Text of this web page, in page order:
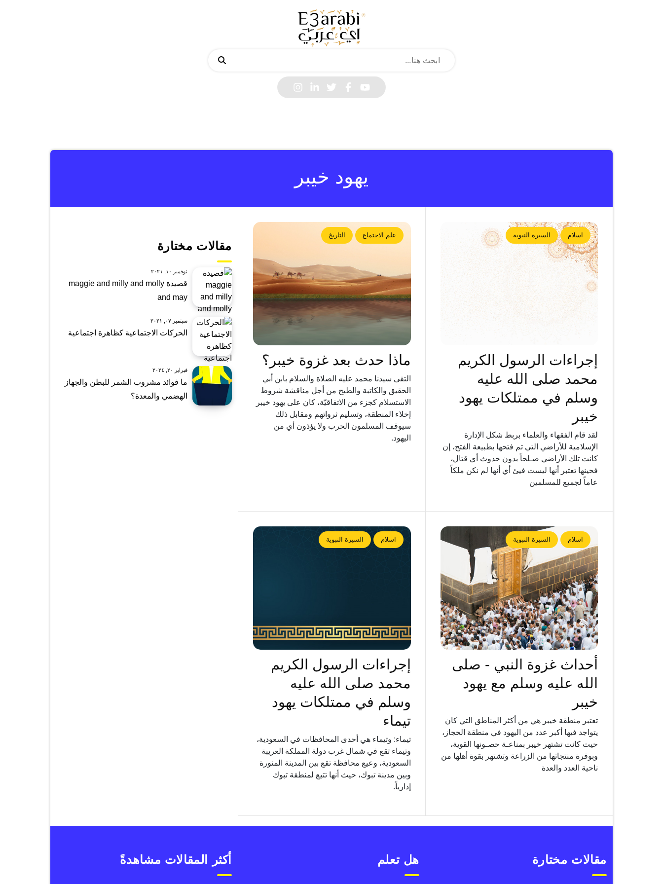
يهود خيبر
اسلام السيرة النبوية
إجراءات الرسول الكريم
محمد صلى الله عليه
وسلم في ممتلكات يهود
خيبر
لقد قام الفقهاء والعلماء بربط شكل الإدارة
الإسلامية للأراضي التي تم فتحها بطبيعة الفتح، إن
كانت تلك الأراضي صـلحاً بدون حدوث أي قتال،
فحينها تعتبر أنها ليست فيئ أي أنها لم نكن ملكاً
عاماً لجميع للمسلمين
علم الاجتماع التاريخ
ماذا حدث بعد غزوة خيبر؟
التقى سيدنا محمد عليه الصلاة والسلام بابن أبي
الحقيق والكاتبة والطيح من أجل مناقشة شروط
الاستسلام كجزء من الاتفاقيّة، كان على يهود خيبر
إخلاء المنطقة، وتسليم ثرواتهم ومقابل ذلك
سيوقف المسلمون الحرب ولا يؤذون أي من
اليهود.
اسلام السيرة النبوية
أحداث غزوة النبي - صلى
الله عليه وسلم مع يهود
خيبر
تعتبر منطقة خيبر هي من أكثر المناطق التي كان
يتواجد فيها أكبر عدد من اليهود في منطقة الحجاز،
حيث كانت تشتهر خيبر بمناعـة حصـونها القوية،
وبوفرة منتجاتها من الزراعة وتشتهر بقوة أهلها من
ناحية العدد والعدة
اسلام السيرة النبوية
إجراءات الرسول الكريم
محمد صلى الله عليه
وسلم في ممتلكات يهود
تيماء
تيماء: وتيماء هي أحدى المحافظات في السعودية،
وتيماء تقع في شمال غرب دولة المملكة العريبة
السعودية، وعيع محافظة تقع بين المدينة المنورة
وبين مدينة تبوك، حيث أنها تتبع لمنطقة تبوك
إدارياً.
مقالات مختارة
نوفمبر ١٠, ٢٠٢١
قصيدة maggie and milly and molly
and may
سبتمبر ٠٧, ٢٠٢١
الحركات الاجتماعية كظاهرة اجتماعية
فبراير ٢٠, ٢٠٢٤
ما فوائد مشروب الشمر للبطن والجهاز
الهضمي والمعدة؟
مقالات مختارة هل تعلم أكثر المقالات مشاهدةً